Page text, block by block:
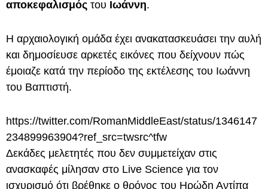
αποκεφαλισμός του Ιωάννη.
Η αρχαιολογική ομάδα έχει ανακατασκευάσει την αυλή
και δημοσίευσε αρκετές εικόνες που δείχνουν πώς
έμοιαζε κατά την περίοδο της εκτέλεσης του Ιωάννη
του Βαπτιστή.
https://twitter.com/RomanMiddleEast/status/1346147
234899963904?ref_src=twsrc^tfw
Δεκάδες μελετητές που δεν συμμετείχαν στις
ανασκαφές μίλησαν στο Live Science για τον
ισχυρισμό ότι βρέθηκε ο θρόνος του Ηρώδη Αντίπα